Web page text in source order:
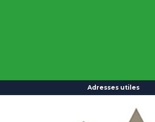
Adresses utiles